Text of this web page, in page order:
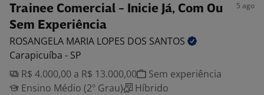
Trainee Comercial - Inicie Já, Com Ou
Sem Experiência
5 ago
ROSANGELA MARIA LOPES DOS SANTOS
Carapicuíba - SP
R$ 4.000,00 a R$ 13.000,00
Sem experiência
Ensino Médio (2º Grau)
Híbrido